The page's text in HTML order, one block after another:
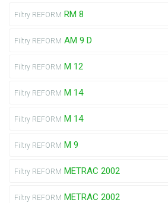
Filtry REFORM RM 8
Filtry REFORM AM 9 D
Filtry REFORM M 12
Filtry REFORM M 14
Filtry REFORM M 14
Filtry REFORM M 9
Filtry REFORM METRAC 2002
Filtry REFORM METRAC 2002